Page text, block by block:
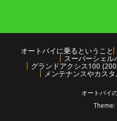
ナ
ビ
オートバイに乗るということ
スーパーシェル
グランドアクシス100
メンテナンスやカスタ
オートバイ
Theme: